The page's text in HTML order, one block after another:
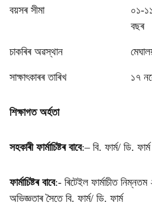
বয়সৰ সীমা
০১-
বছৰ
চাকৰিৰ অৱস্থান
সাক্ষাৎকাৰৰ তাৰিখ ১৭
শিক্ষাগত অৰ্হতা
সহকাৰী ফাৰ্মাচিষ্টৰ বাবে:– বি. ফাৰ্ম/ ডি. ফাৰ্ম
ফাৰ্মাচিষ্টৰ বাবে:- ৰিটেইল ফাৰ্মাচীত
অভিজ্ঞতাৰ সৈতে বি. ফাৰ্ম/ ডি. ফাৰ্ম